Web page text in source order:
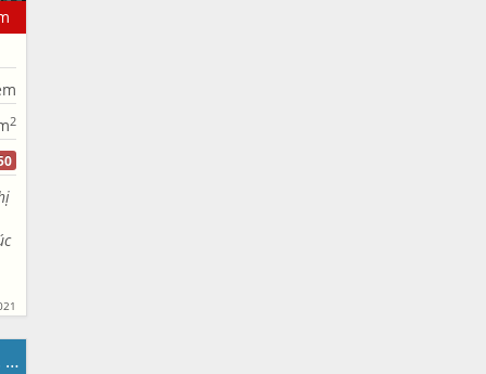
2
Nhà góc 2 MT Hẻm 8m. 4,8m x17m.1/ Đường TTH07